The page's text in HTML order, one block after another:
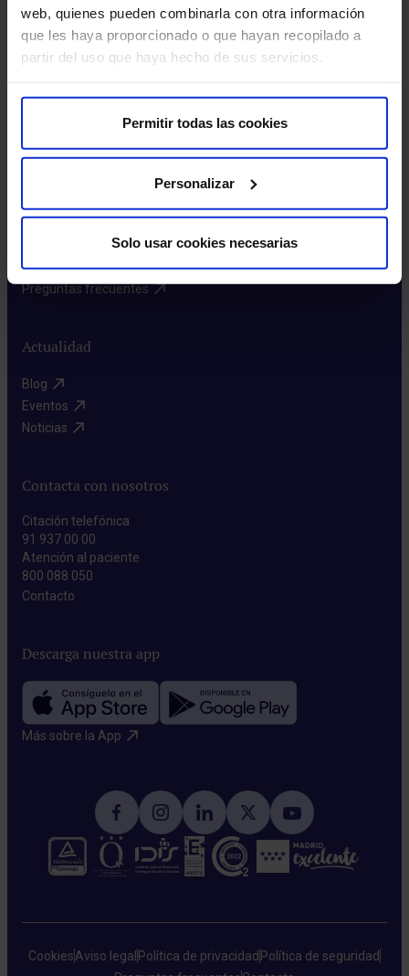
web, quienes pueden combinarla con otra información
que les haya proporcionado o que hayan recopilado a
partir del uso que haya hecho de sus servicios.
Permitir todas las cookies
Personalizar
Solo usar cookies necesarias
HM Hospitales​
Red HM Hospitales​
Intranet HM Hospitales​
Prensa​
Preguntas frecuentes​
Actualidad
Blog​
Eventos​
Noticias​
Contacta con nosotros
Citación telefónica
91 937 00 00
Atención al paciente
800 088 050
Contacto​
Descarga nuestra app
Más sobre la App​
CookiesAviso legal Política de privacidad Política de seguridad